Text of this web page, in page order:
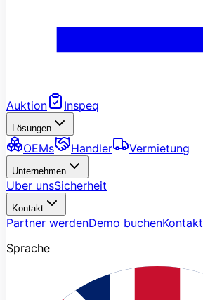
Auktion Inspeq
Lösungen
OEMs Handler Vermietung
Unternehmen
Uber unsSicherheit
Kontakt
Partner werdenDemo buchenKontakt
Sprache